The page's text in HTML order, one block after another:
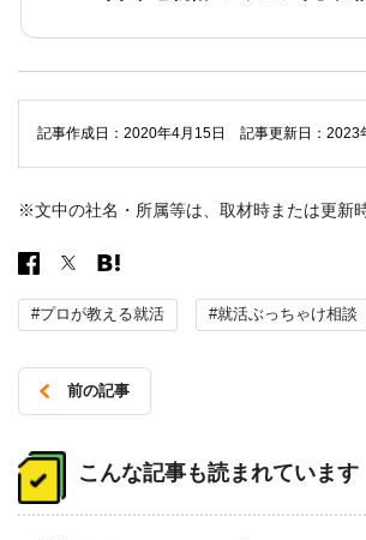
記事作成日：2020年4月15日 記事更新日：2023
※文中の社名・所属等は、取材時または更新
#プロが教える就活 #就活ぶっちゃけ相談
稿
ナ
前の記事
こんな記事も読まれています